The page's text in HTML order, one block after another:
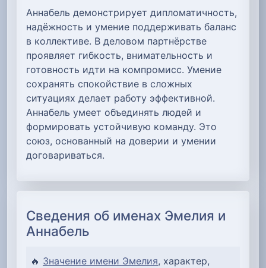
Аннабель демонстрирует дипломатичность,
надёжность и умение поддерживать баланс
в коллективе. В деловом партнёрстве
проявляет гибкость, внимательность и
готовность идти на компромисс. Умение
сохранять спокойствие в сложных
ситуациях делает работу эффективной.
Аннабель умеет объединять людей и
формировать устойчивую команду. Это
союз, основанный на доверии и умении
договариваться.
Сведения об именах Эмелия и
Аннабель
🔥 Значение имени Эмелия, характер,